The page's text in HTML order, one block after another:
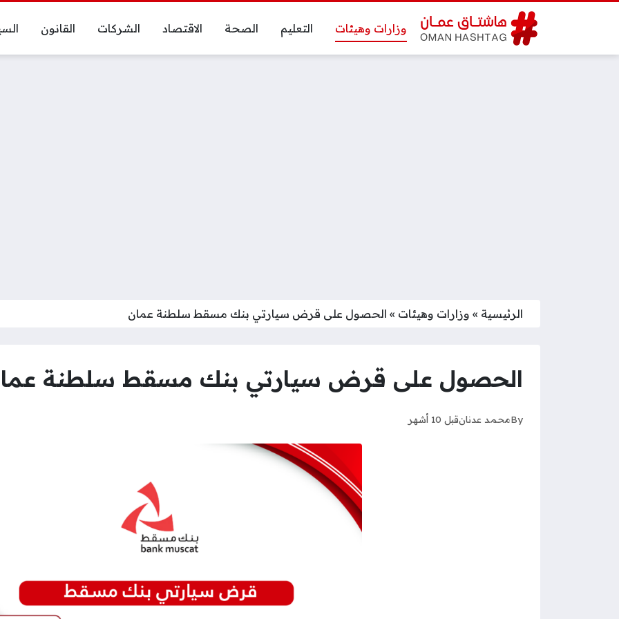
وزارات وهيئات التعليم الصحة الاقتصاد الشركات القانون
الرئيسية » وزارات وهيئات » الحصول على قرض سيارتي بنك مسقط سلطنة عمان
الحصول على قرض سيارتي بنك مسقط سلطنة
Byمحمد عدنانقبل 10 أشهر